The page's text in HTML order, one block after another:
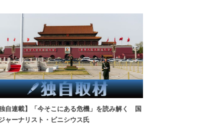
独自連載】「今そこにある危機」を読み解く 国
ャーナリスト・ビニシウス氏